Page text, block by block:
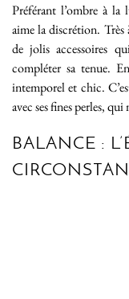
Préférant l’ombre à la
aime la discrétion. Très
de jolis accessoires
compléter sa tenue.
intemporel et chic.
avec ses fines perles,
BALANCE :